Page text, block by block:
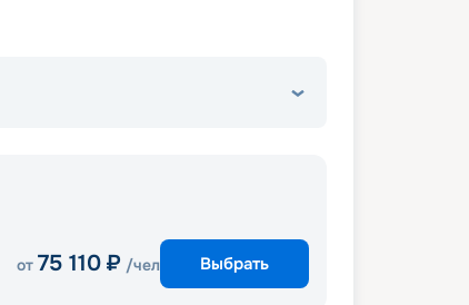
от 75 110 ₽ /чел Выбрать